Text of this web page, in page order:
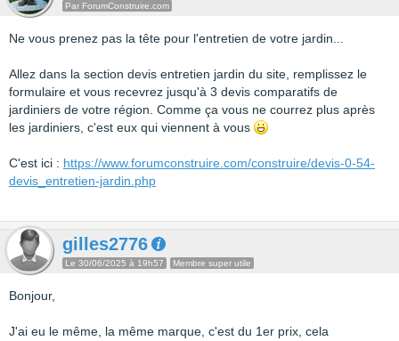
Par ForumConstruire.com
Ne vous prenez pas la tête pour l'entretien de votre jardin...
Allez dans la section devis entretien jardin du site, remplissez le
formulaire et vous recevrez jusqu'à 3 devis comparatifs de
jardiniers de votre région. Comme ça vous ne courrez plus après
les jardiniers, c'est eux qui viennent à vous
C'est ici : https://www.forumconstruire.com/construire/devis-0-54-
devis_entretien-jardin.php
gilles2776
Le 30/06/2025 à 19h57 Membre super utile
Bonjour,
J'ai eu le même, la même marque, c'est du 1er prix, cela